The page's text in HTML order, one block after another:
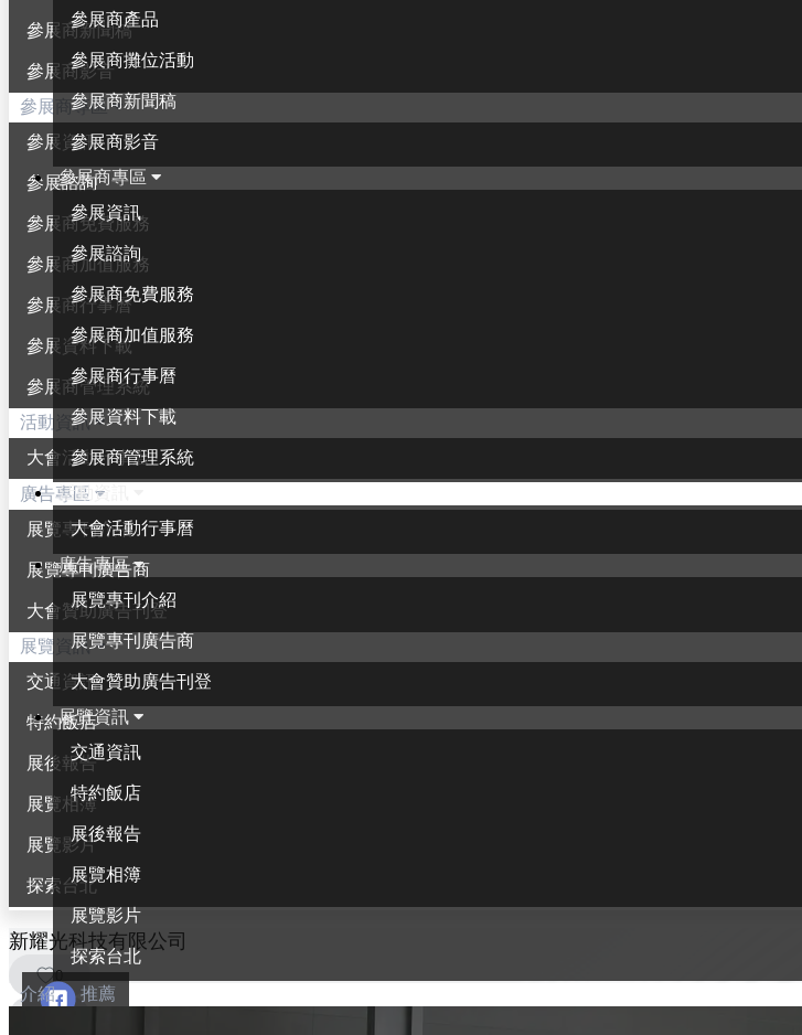
參展商產品
參展商攤位活動
參展商新聞稿
參展商影音
參展商專區
參展資訊
參展諮詢
參展商免費服務
參展商加值服務
參展商行事曆
參展資料下載
參展商管理系統
活動資訊
大會活動行事曆
廣告專區
展覽專刊介紹
展覽專刊廣告商
大會贊助廣告刊登
展覽資訊
交通資訊
特約飯店
展後報告
展覽相簿
展覽影片
探索台北
參展商新聞稿
參展商影音
參展商專區
參展資訊
參展諮詢
參展商免費服務
參展商加值服務
參展商行事曆
參展資料下載
參展商管理系統
活動資訊
大會活動行事曆
廣告專區
展覽專刊介紹
展覽專刊廣告商
大會贊助廣告刊登
展覽資訊
交通資訊
特約飯店
展後報告
展覽相簿
展覽影片
探索台北
新耀光科技有限公司
0
介紹 推薦